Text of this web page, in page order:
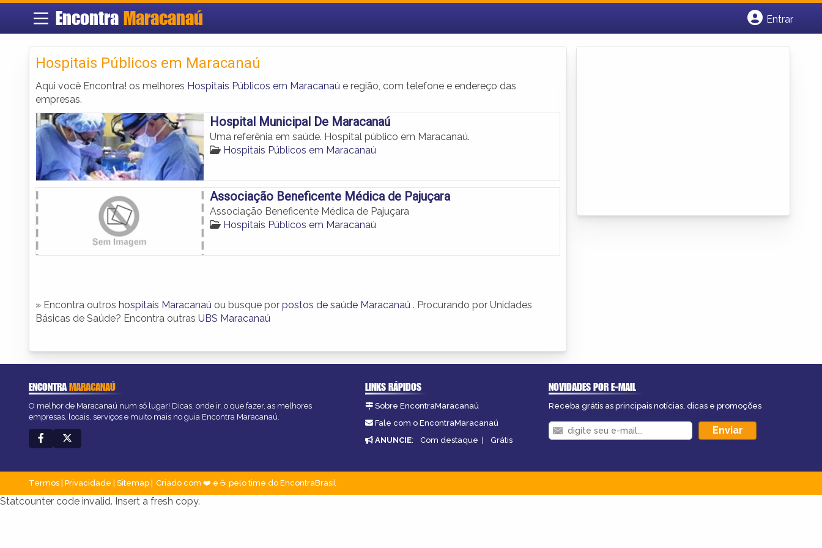
Encontra Maracanaú
Entrar
Hospitais Públicos em Maracanaú
Aqui você Encontra! os melhores Hospitais Públicos em Maracanaú e região, com telefone e endereço das
empresas.
Hospital Municipal De Maracanaú
Uma referênia em saúde. Hospital público em Maracanaú.
Hospitais Públicos em Maracanaú
Associação Beneficente Médica de Pajuçara
Associação Beneficente Médica de Pajuçara
Hospitais Públicos em Maracanaú
» Encontra outros hospitais Maracanaú ou busque por postos de saúde Maracanaú . Procurando por Unidades
Básicas de Saúde? Encontra outras UBS Maracanaú
ENCONTRAMARACANAÚ
O melhor de Maracanaú num só lugar! Dicas, onde ir, o que fazer, as melhores
empresas, locais, serviços e muito mais no guia Encontra Maracanaú.
LINKS RÁPIDOS
Sobre EncontraMaracanaú
Fale com o EncontraMaracanaú
ANUNCIE: Com destaque | Grátis
NOVIDADES POR E-MAIL
Receba grátis as principais notícias, dicas e promoções
Termos Privacidade Sitemap Criado com ❤️ e ☕ pelo time do EncontraBrasil
Statcounter code invalid. Insert a fresh copy.